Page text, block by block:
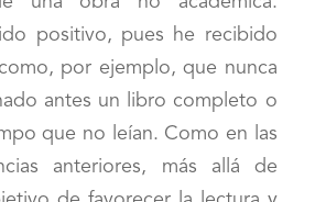
positivo, pues he recibido
por ejemplo, que nunca
antes un libro completo o
que no leían. Como en las
anteriores, más allá de